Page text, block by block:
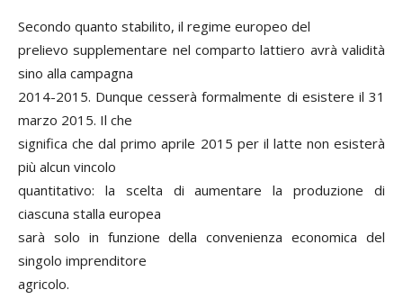
Secondo quanto stabilito, il regime europeo del
prelievo supplementare nel comparto lattiero avrà validità
sino alla campagna
2014-2015. Dunque cesserà formalmente di esistere il 31
marzo 2015. Il che
significa che dal primo aprile 2015 per il latte non esisterà
più alcun vincolo
quantitativo: la scelta di aumentare la produzione di
ciascuna stalla europea
sarà solo in funzione della convenienza economica del
singolo imprenditore
agricolo.